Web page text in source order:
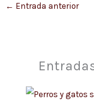
← Entrada anterior